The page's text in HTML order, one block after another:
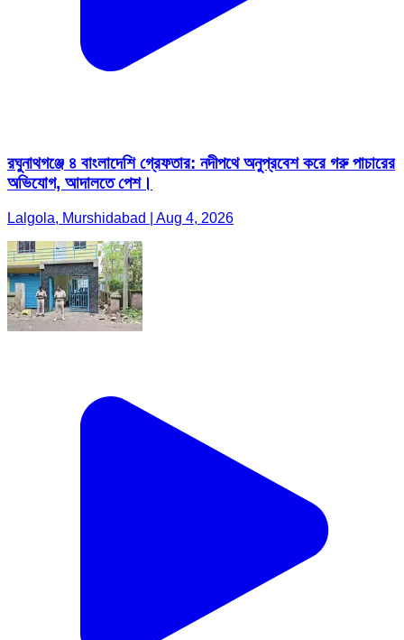
রঘুনাথগঞ্জে ৪ বাংলাদেশি গ্রেফতার: নদীপথে অনুপ্রবেশ করে গরু পাচারের
অভিযোগ, আদালতে পেশ।
Lalgola, Murshidabad | Aug 4, 2026